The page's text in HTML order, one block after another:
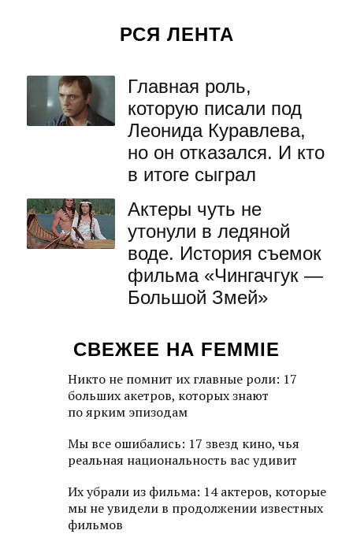
РСЯ ЛЕНТА
Главная роль,
которую писали под
Леонида Куравлева,
но он отказался. И кто
в итоге сыграл
Актеры чуть не
утонули в ледяной
воде. История съемок
фильма «Чингачгук —
Большой Змей»
СВЕЖЕЕ НА FEMMIE
Никто не помнит их главные роли: 17
больших акетров, которых знают
по ярким эпизодам
Мы все ошибались: 17 звезд кино, чья
реальная национальность вас удивит
Их убрали из фильма: 14 актеров, которые
мы не увидели в продолжении известных
фильмов